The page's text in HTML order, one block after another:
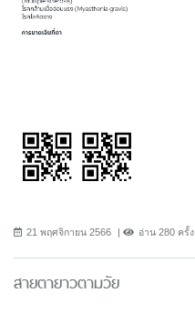
21 พฤศจิกายน 2566 อ่าน 280 ครั้ง
สายตายาวตามวัย